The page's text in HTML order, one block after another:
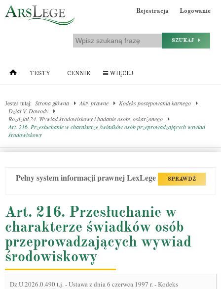
Rejestracja Logowanie
SZUKAJ
TESTY CENNIK WIĘCEJ
Jesteś tutaj: Strona główna Akty prawne
Kodeks postępowania karnego
Dział V. Dowody
Rozdział 24. Wywiad środowiskowy i badanie osoby oskarżonego
Art. 216. Przesłuchanie w charakterze świadków osób przeprowadzających wywiad
środowiskowy
Pełny system informacji prawnej LexLege SPRAWDŹ
Art. 216. Przesłuchanie w
charakterze świadków osób
przeprowadzających wywiad
środowiskowy
Dz.U.2026.0.490 t.j.-Ustawa z dnia 6 czerwca 1997 r. - Kodeks